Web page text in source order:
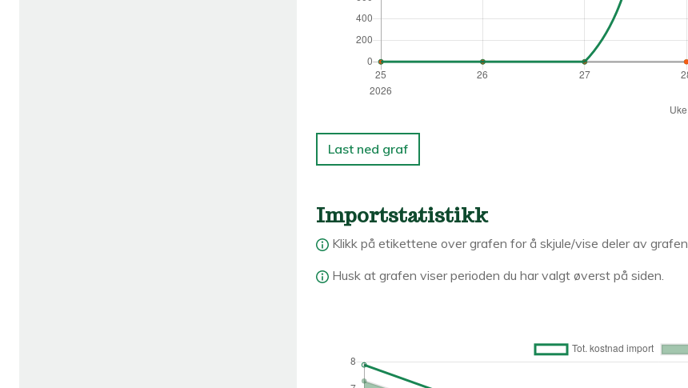
Last ned graf
Importstatistikk
Klikk på etikettene over grafen for å skjule/vise deler av grafen.
Husk at grafen viser perioden du har valgt øverst på siden.